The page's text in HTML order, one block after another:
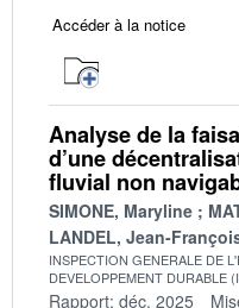
Accéder à la notice
Analyse de la
d’une
fluvial non
SIMONE, Maryline
LANDEL, Jean-
INSPECTION GENERALE DE
DEVELOPPEMENT DURABLE
Rapport: déc. 2025